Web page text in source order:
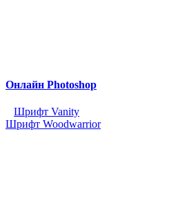
Онлайн Photoshop
Шрифт Vanity
Шрифт Woodwarrior